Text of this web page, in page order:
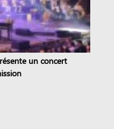
un concert